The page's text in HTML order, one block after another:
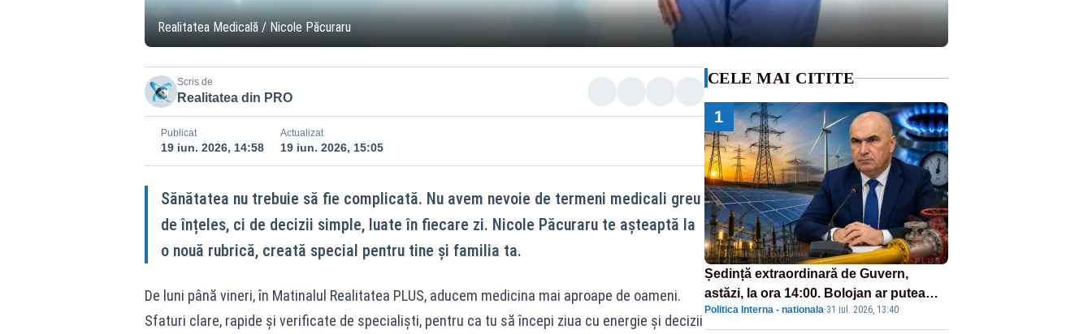
Realitatea Medicală / Nicole Păcuraru
Scris de
Realitatea din PRO
Publicat
19 iun. 2026, 14:58
Actualizat
19 iun. 2026, 15:05
Sănătatea nu trebuie să fie complicată. Nu avem nevoie de termeni medicali greu
de înțeles, ci de decizii simple, luate în fiecare zi. Nicole Păcuraru te așteaptă la
o nouă rubrică, creată special pentru tine și familia ta.
De luni până vineri, în Matinalul Realitatea PLUS, aducem medicina mai aproape de oameni.
Sfaturi clare, rapide și verificate de specialiști, pentru ca tu să începi ziua cu energie și decizii
CELE MAI CITITE
1
Ședință extraordinară de Guvern,
astăzi, la ora 14:00. Bolojan ar putea
decreta stare de urgență energetică
Politica Interna - nationala·31 iul. 2026, 13:40